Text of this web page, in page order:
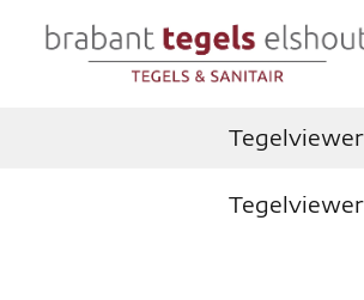
Tegelviewer
Tegelviewer